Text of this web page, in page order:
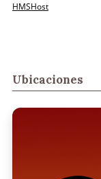
HMSHost
Ubicaciones